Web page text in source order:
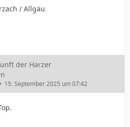
/ Allgäu
der Harzer
15. September 2025 um 07:42